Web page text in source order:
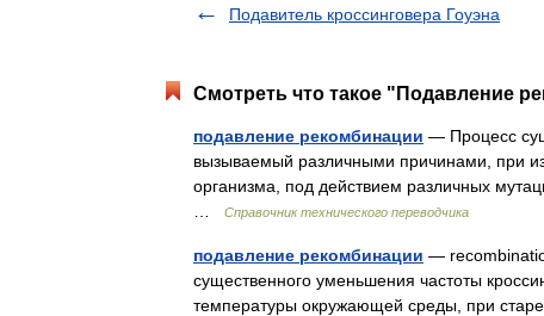
Подавитель кроссинговера Гоуэна
Смотреть что такое "Подавление
подавление рекомбинации — Процесс
вызываемый различными причинами, при
организма, под действием различных
Справочник технического переводчика
подавление рекомбинации —
существенного уменьшения частоты
температуры окружающей среды, при